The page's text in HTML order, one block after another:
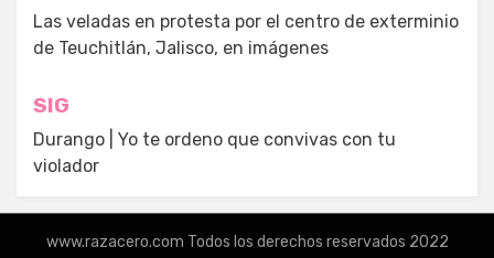
de
entradas
Las veladas en protesta por el centro de exterminio
de Teuchitlán, Jalisco, en imágenes
SIG
Durango | Yo te ordeno que convivas con tu
violador
www.razacero.com Todos los derechos reservados 2022